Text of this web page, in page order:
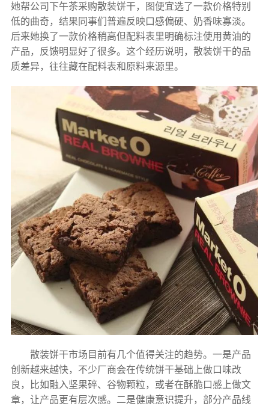
她帮公司下午茶采购散装饼干，图便宜选了一款价格特别
低的曲奇，结果同事们普遍反映口感偏硬、奶香味寡淡。
后来她换了一款价格稍高但配料表里明确标注使用黄油的
产品，反馈明显好了很多。这个经历说明，散装饼干的品
质差异，往往藏在配料表和原料来源里。
散装饼干市场目前有几个值得关注的趋势。一是产品
创新越来越快，不少厂商会在传统饼干基础上做口味改
良，比如融入坚果碎、谷物颗粒，或者在酥脆口感上做文
章，让产品更有层次感。二是健康意识提升，部分产品线